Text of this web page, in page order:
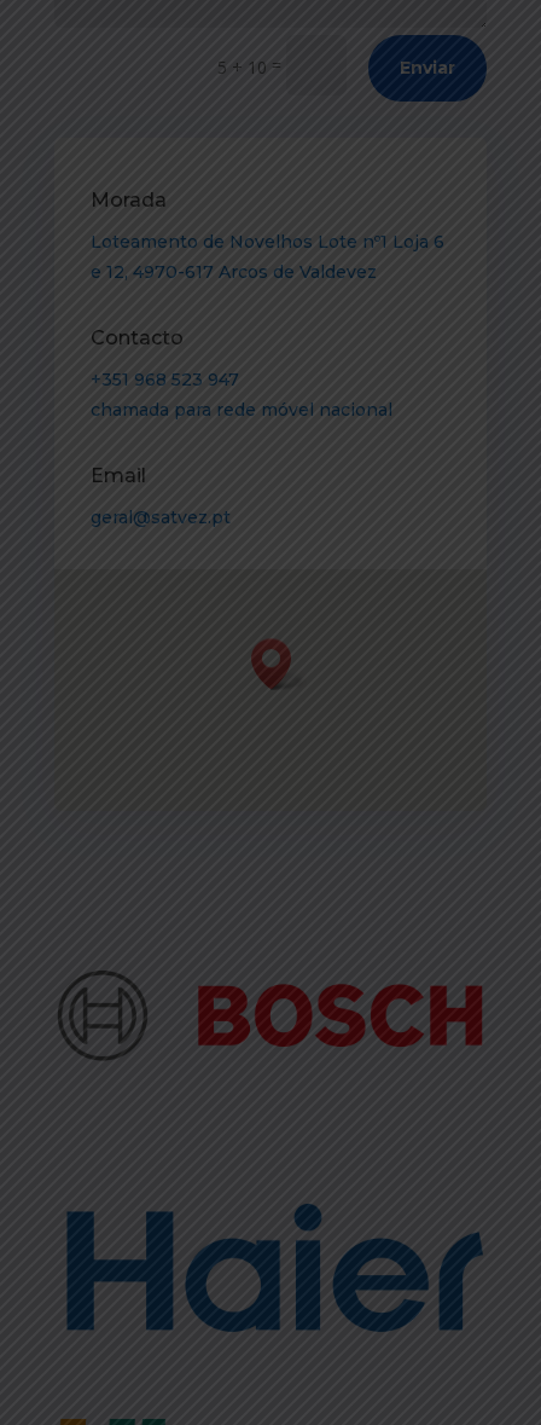
5 + 10 = Enviar
Morada
Loteamento de Novelhos Lote nº1 Loja 6
e 12, 4970-617 Arcos de Valdevez
Contacto
+351 968 523 947
chamada para rede móvel nacional
Email
geral@satvez.pt